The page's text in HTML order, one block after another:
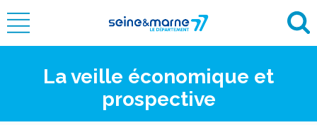
La veille économique et
prospective